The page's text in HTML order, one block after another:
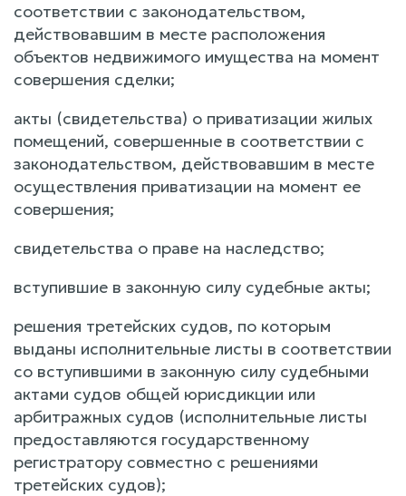
соответствии с законодательством,
действовавшим в месте расположения
объектов недвижимого имущества на момент
совершения сделки;
акты (свидетельства) о приватизации жилых
помещений, совершенные в соответствии с
законодательством, действовавшим в месте
осуществления приватизации на момент ее
совершения;
свидетельства о праве на наследство;
вступившие в законную силу судебные акты;
решения третейских судов, по которым
выданы исполнительные листы в соответствии
со вступившими в законную силу судебными
актами судов общей юрисдикции или
арбитражных судов (исполнительные листы
предоставляются государственному
регистратору совместно с решениями
третейских судов);